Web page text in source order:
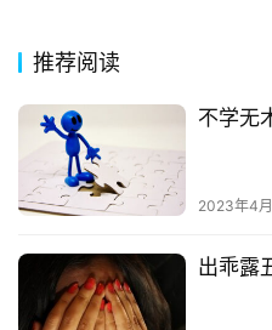
词
常
贺
词
络
登录
推荐阅读
不学无
2023年4
出乖露